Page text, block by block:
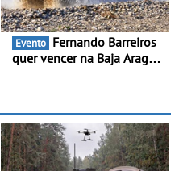
Evento
quer vencer na Baja Aragón